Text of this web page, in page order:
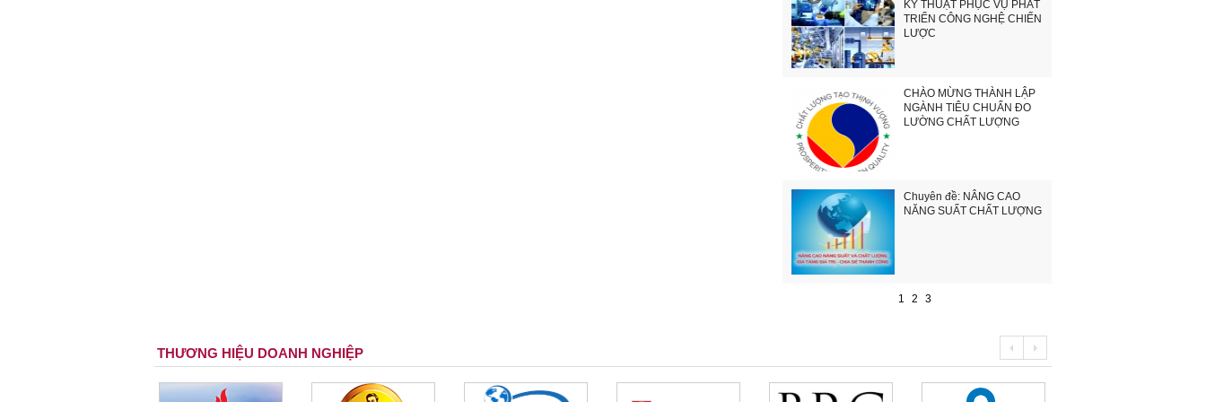
KỸ THUẬT PHỤC VỤ PHÁT
TRIỂN CÔNG NGHỆ CHIẾN
LƯỢC
CHÀO MỪNG THÀNH LẬP
NGÀNH TIÊU CHUẨN ĐO
LƯỜNG CHẤT LƯỢNG
Chuyên đề: NÂNG CAO
NĂNG SUẤT CHẤT LƯỢNG
1 2 3
THƯƠNG HIỆU DOANH NGHIỆP